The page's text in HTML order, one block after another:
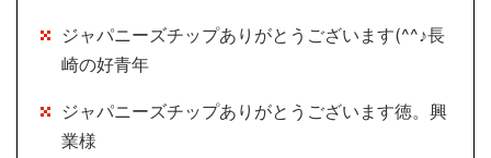
ジャパニーズチップありがとうございます(^^♪長
崎の好青年
ジャパニーズチップありがとうございます徳。興
業様